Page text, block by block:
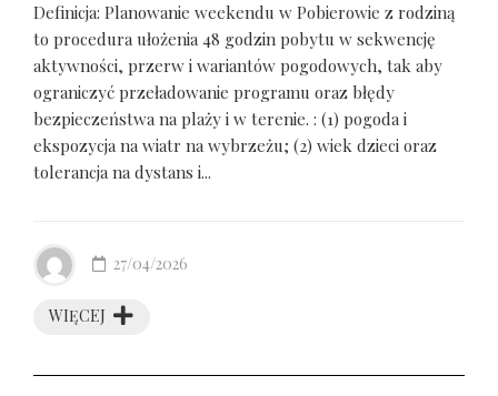
Definicja: Planowanie weekendu w Pobierowie z rodziną
to procedura ułożenia 48 godzin pobytu w sekwencję
aktywności, przerw i wariantów pogodowych, tak aby
ograniczyć przeładowanie programu oraz błędy
bezpieczeństwa na plaży i w terenie. : (1) pogoda i
ekspozycja na wiatr na wybrzeżu; (2) wiek dzieci oraz
tolerancja na dystans i...
WIĘCEJ
27/04/2026